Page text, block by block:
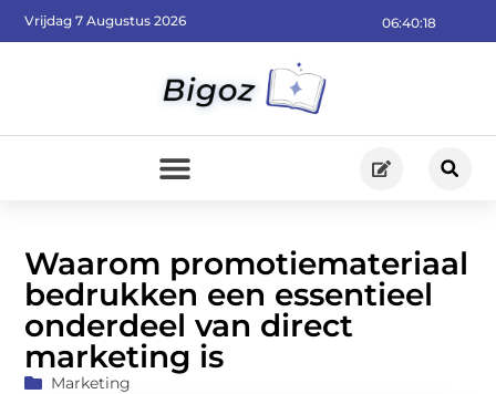
06:40:19
Vrijdag 7 Augustus 2026
Waarom promotiemateriaal
bedrukken een essentieel
onderdeel van direct
marketing is
Marketing